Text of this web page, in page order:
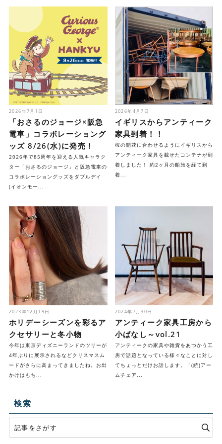
2026年7月1日
「おさるのジョージ×阪急
電車」コラボレーショング
ッズ 8/26(水)に発売！
2026年で85周年を迎える人気キャラク
ター「おさるのジョージ」と阪急電車の
コラボレーショングッズをダブルデイ
(イオンモー...
2026年4月7日
イギリスからアンティーク
家具到着！！
桜の開花に合わせるようにイギリスから
アンティーク家具を載せたコンテナが到
着しました！ 約2ヶ月の船旅を経て到
着...
2023年12月19日
ホリデーシーズンを彩るア
クセサリーと冬小物
今年は東京ディズニーランドのツリーが
4年ぶりに展示されるなどクリスマスム
ードがさらに高まってきましたね。お出
かけはもち...
2024年7月30日
アンティーク家具工房から
小ばなし～vol.21
アンティークの家具や雑貨をあつかう工
房で話題となっている様々なことに対し
てちょっとだけお話します。「(続)アー
ムチェア...
検索